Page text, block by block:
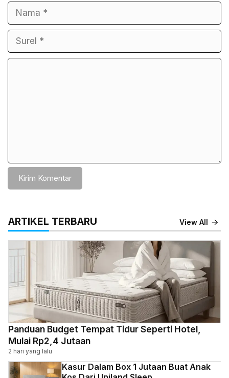
Nama
Surel
ARTIKEL TERBARU View All
Panduan Budget Tempat Tidur Seperti Hotel,
Mulai Rp2,4 Jutaan
2 hari yang lalu
Kasur Dalam Box 1 Jutaan Buat Anak